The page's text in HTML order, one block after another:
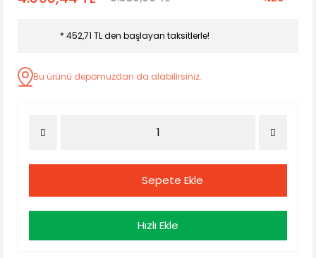
* 452,71 TL den başlayan taksitlerle!
Bu ürünü depomuzdan da alabilirsiniz.
Sepete Ekle
Hızlı Ekle